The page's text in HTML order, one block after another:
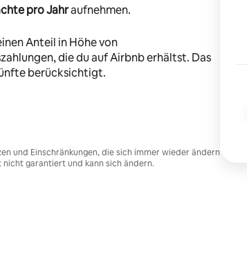
pro Jahraufnehmen.
Anteil in Höhe von
die du auf Airbnb erhältst. Das
berücksichtigt.
und Einschränkungen, die sich immer wieder ändern
garantiert und kann sich ändern.